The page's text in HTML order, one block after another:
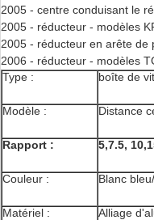
2005 - centre conduisant le
2005 - réducteur - modèles
2005 - réducteur en arête de
2006 - réducteur - modèles
Type :
boîte de
Modèle : Distance
Rapport : 5,7.5,
Couleur : Blanc
Matériel : Alliage